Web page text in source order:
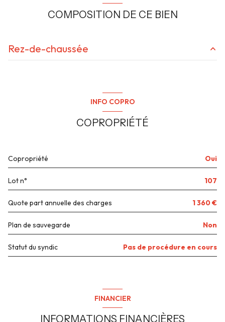
3 étage(s)
interphone
COMPOSITION DE CE BIEN
Rez-de-chaussée
salle de bain
INFO COPRO
COPROPRIÉTÉ
Copropriété Oui
Lot n° 107
Quote part annuelle des charges 1 360 €
Plan de sauvegarde Non
Statut du syndic Pas de procédure en cours
FINANCIER
INFORMATIONS FINANCIÈRES